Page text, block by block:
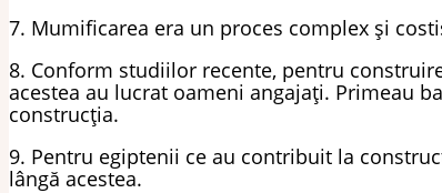
7. Mumificarea era un proces complex și
8. Conform studiilor recente, pentru
acestea au lucrat oameni angajați. Primeau
construcția.
9. Pentru egiptenii ce au contribuit la
lângă acestea.